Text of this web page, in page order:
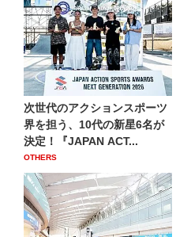
次世代のアクションスポーツ
界を担う、10代の新星6名が
決定！『JAPAN ACT...
OTHERS